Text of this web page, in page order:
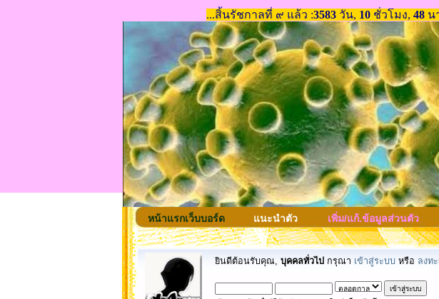
หน้าแรกเว็บบอร์ด แนะนำตัว เพิ่ม/แก้.ข้อมูลส่วนตัว
ยินดีต้อนรับคุณ, บุคคลทั่วไป กรุณา เข้าสู่ระบบ หรือ ลงท